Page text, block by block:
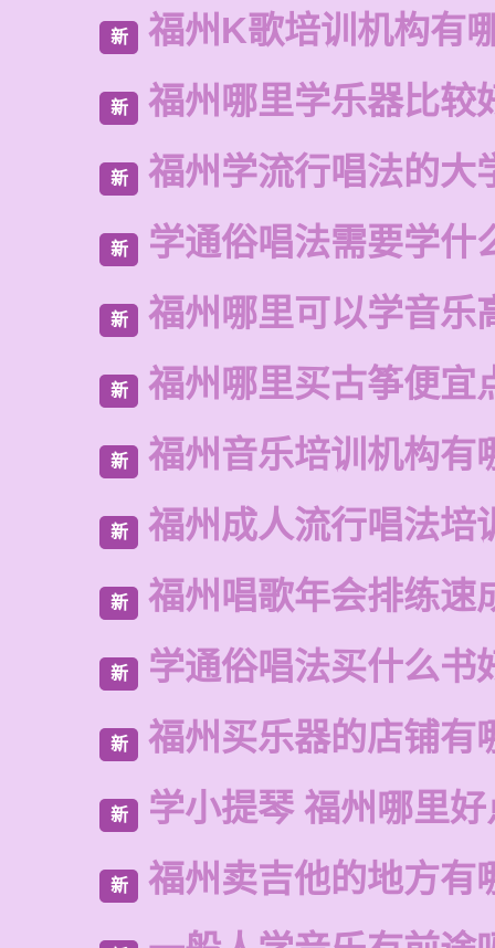
新 福州K歌培训机构有
新 福州哪里学乐器比较
新 福州学流行唱法的大
新 学通俗唱法需要学什
新 福州哪里可以学音乐
新 福州哪里买古筝便宜
新 福州音乐培训机构有
新 福州成人流行唱法培
新 福州唱歌年会排练速
新 学通俗唱法买什么书
新 福州买乐器的店铺有
新 学小提琴 福州哪里好
新 福州卖吉他的地方有